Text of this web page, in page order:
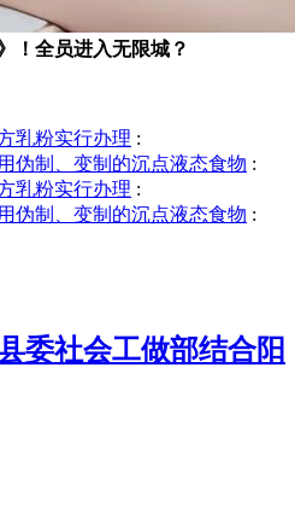
！全员进入无限城？
乳粉实行办理 :
伪制、变制的沉点液态食物 :
乳粉实行办理 :
伪制、变制的沉点液态食物 :
委社会工做部结合阳